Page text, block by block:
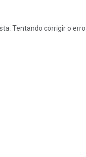
Tentando corrigir o